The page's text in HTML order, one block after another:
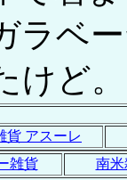
ラベ
ど。
貨 アスーレ
雑貨
南米